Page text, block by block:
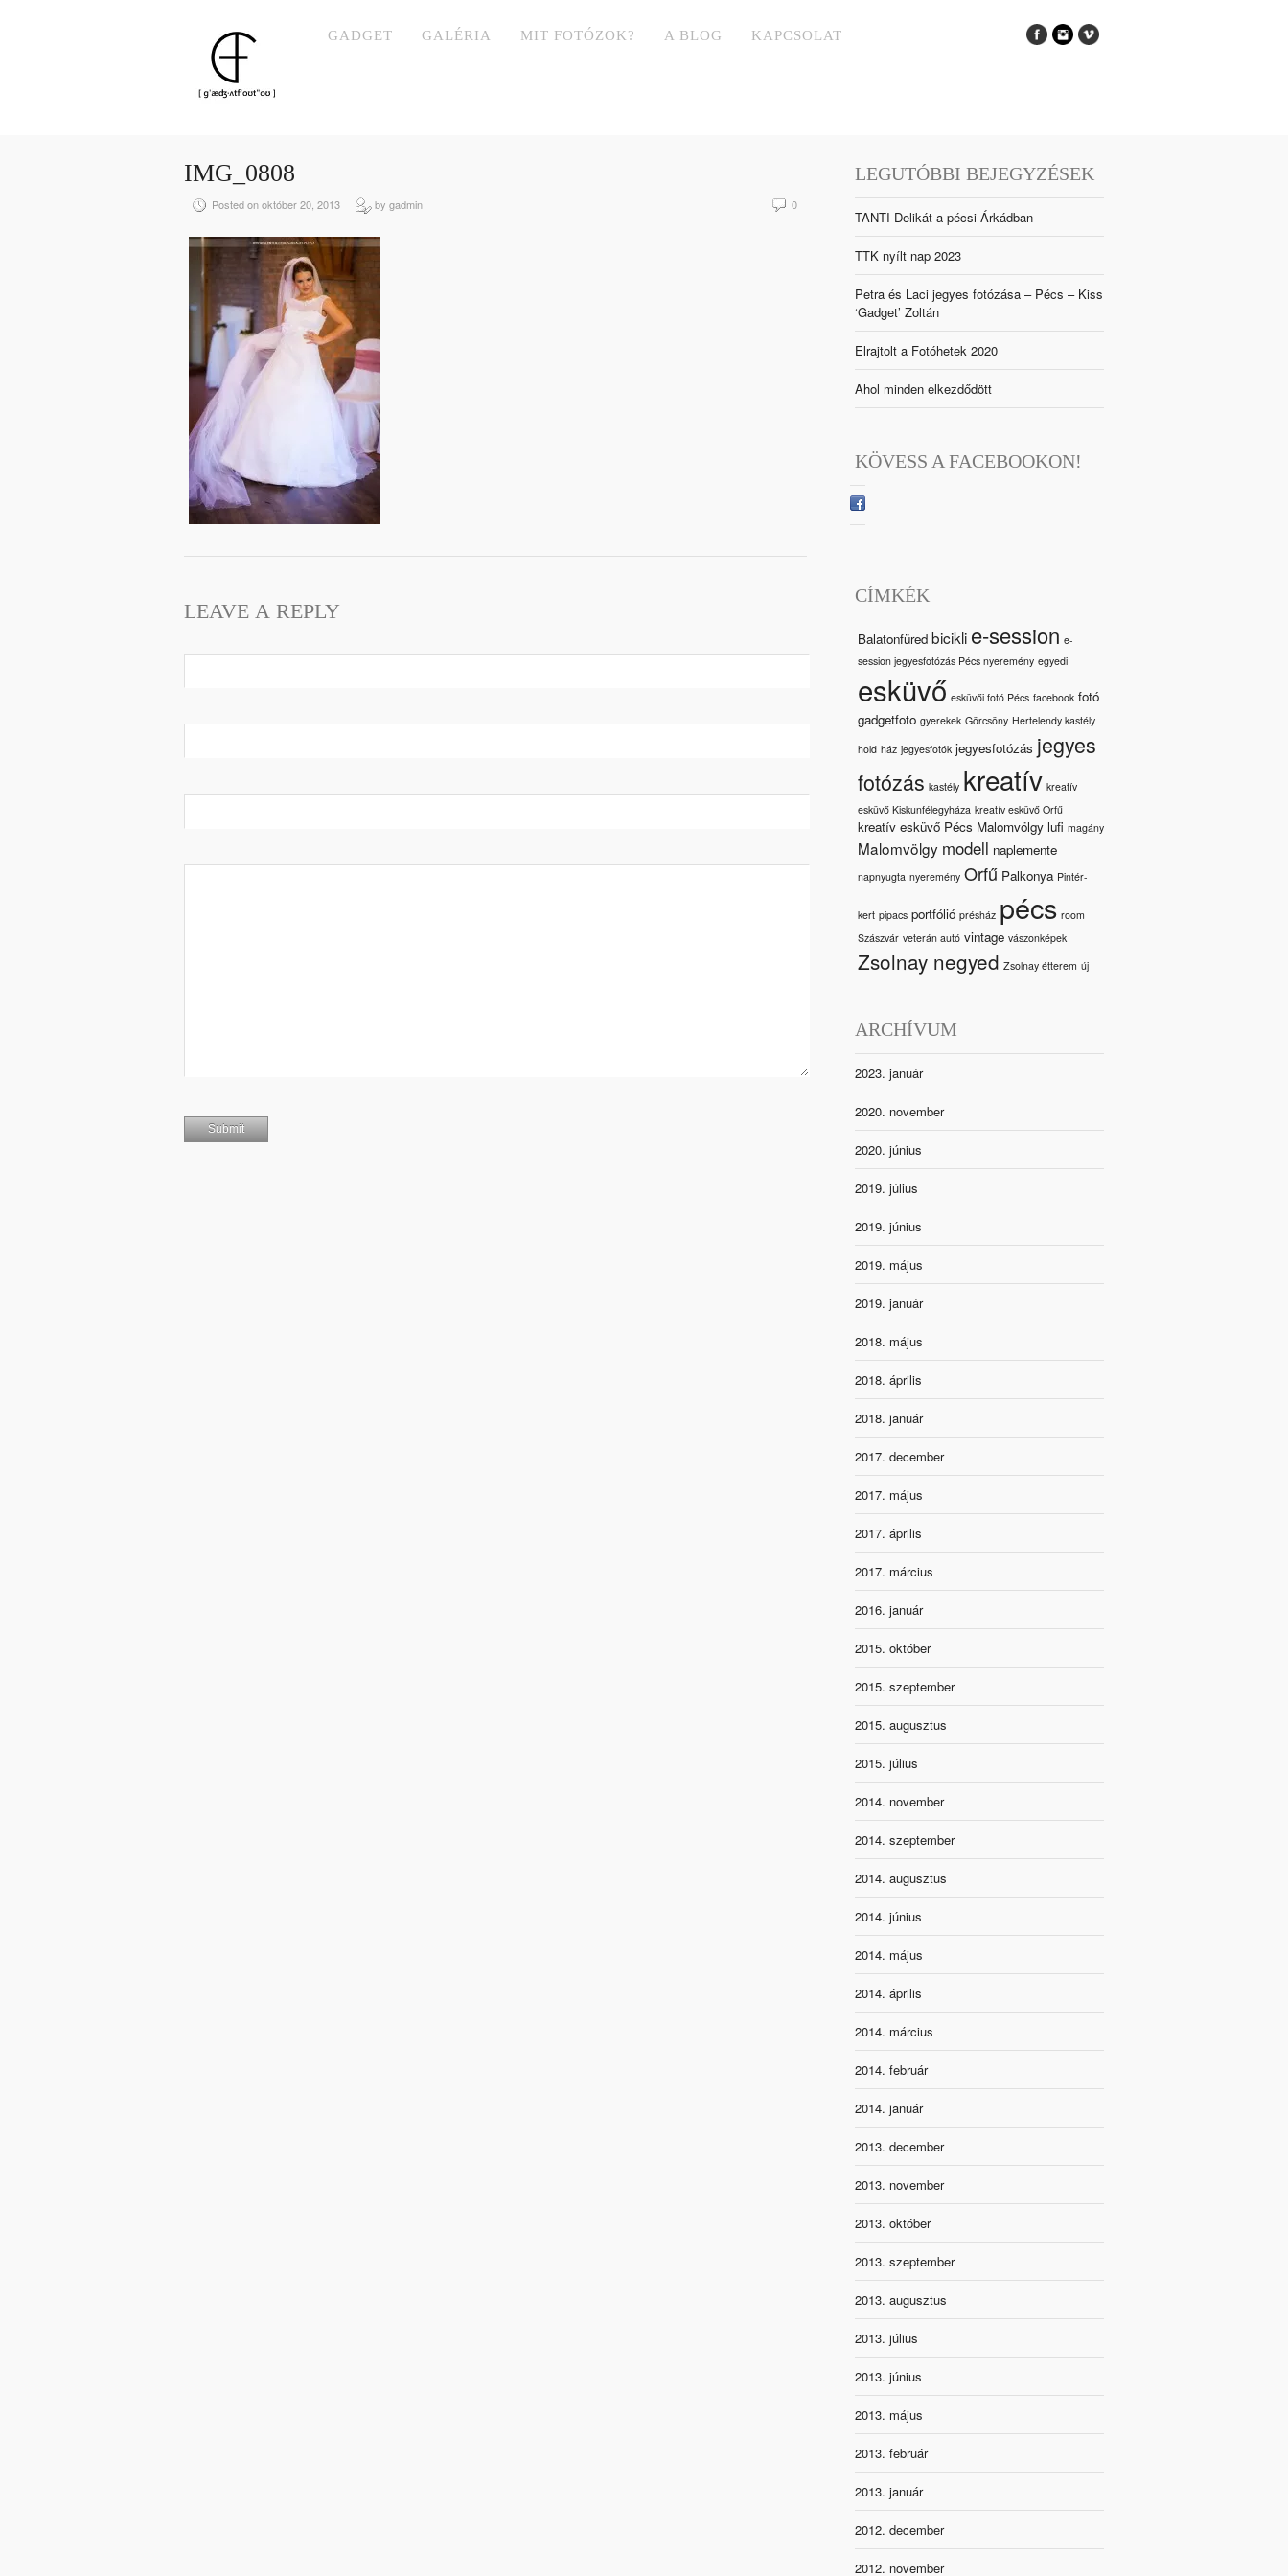
GADGET GALÉRIA MIT FOTÓZOK? A BLOG KAPCSOLAT
IMG_0808
Posted on október 20, 2013 by gadmin 0
LEAVE A REPLY
LEGUTÓBBI BEJEGYZÉSEK
TANTI Delikát a pécsi Árkádban
TTK nyílt nap 2023
Petra és Laci jegyes fotózása – Pécs – Kiss
‘Gadget’ Zoltán
Elrajtolt a Fotóhetek 2020
Ahol minden elkezdődött
KÖVESS A FACEBOOKON!
CÍMKÉK
Balatonfüred bicikli e-session e-
session jegyesfotózás Pécs nyeremény egyedi
esküvő esküvői fotó Pécs facebook fotó
gadgetfoto gyerekek Görcsöny Hertelendy kastély
hold ház jegyesfotók jegyesfotózás jegyes
fotózás kastély kreatív kreatív
esküvő Kiskunfélegyháza kreatív esküvő Orfű
kreatív esküvő Pécs Malomvölgy lufi magány
Malomvölgy modell naplemente
napnyugta nyeremény Orfű Palkonya Pintér-
kert pipacs portfólió présház pécs room
Szászvár veterán autó vintage vászonképek
Zsolnay negyed Zsolnay étterem új
ARCHÍVUM
2023. január
2020. november
2020. június
2019. július
2019. június
2019. május
2019. január
2018. május
2018. április
2018. január
2017. december
2017. május
2017. április
2017. március
2016. január
2015. október
2015. szeptember
2015. augusztus
2015. július
2014. november
2014. szeptember
2014. augusztus
2014. június
2014. május
2014. április
2014. március
2014. február
2014. január
2013. december
2013. november
2013. október
2013. szeptember
2013. augusztus
2013. július
2013. június
2013. május
2013. február
2013. január
2012. december
2012. november